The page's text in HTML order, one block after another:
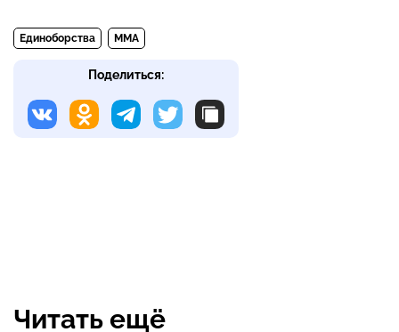
Единоборства MMA
Поделиться:
Читать ещё